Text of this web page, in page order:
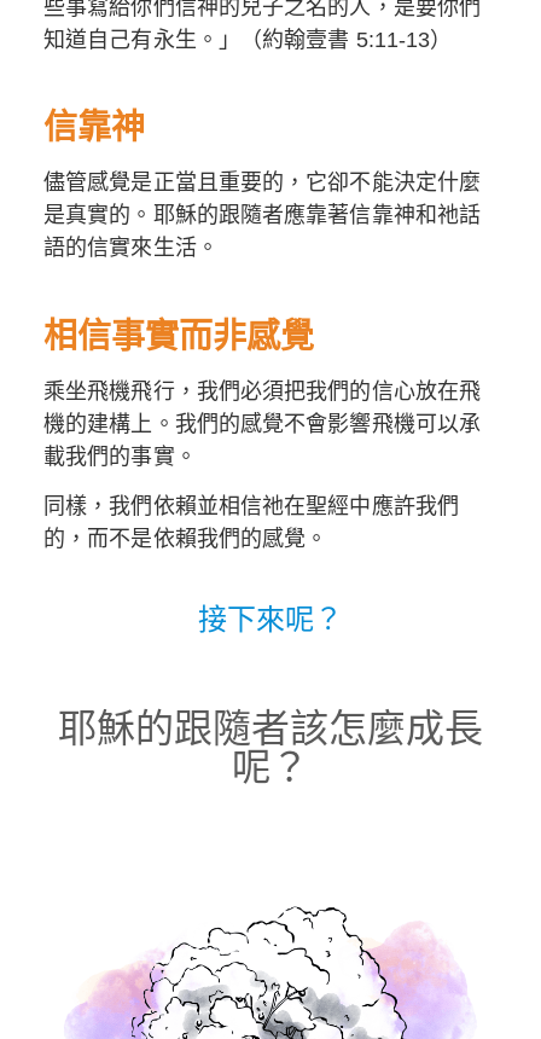
些事寫給你們信神的兒子之名的人，是要你們
知道自己有永生。」（約翰壹書 5:11-13）
信靠神
儘管感覺是正當且重要的，它卻不能決定什麼
是真實的。耶穌的跟隨者應靠著信靠神和祂話
語的信實來生活。
相信事實而非感覺
乘坐飛機飛行，我們必須把我們的信心放在飛
機的建構上。我們的感覺不會影響飛機可以承
載我們的事實。
同樣，我們依賴並相信祂在聖經中應許我們
的，而不是依賴我們的感覺。
接下來呢？
耶穌的跟隨者該怎麼成長
呢？